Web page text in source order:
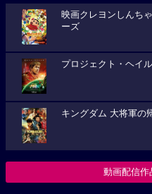
映画クレヨンしんち
ーズ
プロジェクト・ヘイ
キングダム 大将軍の
動画配信作